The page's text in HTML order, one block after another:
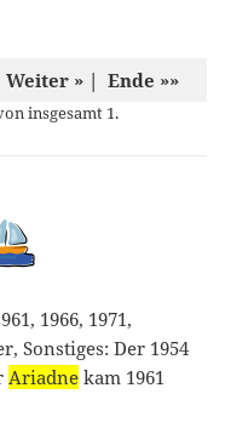
» | Ende »»
insgesamt 1.
1966, 1971,
Sonstiges: Der 1954
Ariadne kam 1961